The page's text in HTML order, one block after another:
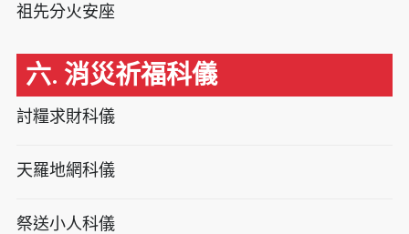
祖先分火安座
六. 消災祈福科儀
討糧求財科儀
天羅地網科儀
祭送小人科儀